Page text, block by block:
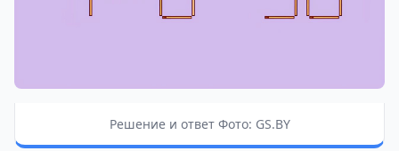
Решение и ответ Фото: GS.BY